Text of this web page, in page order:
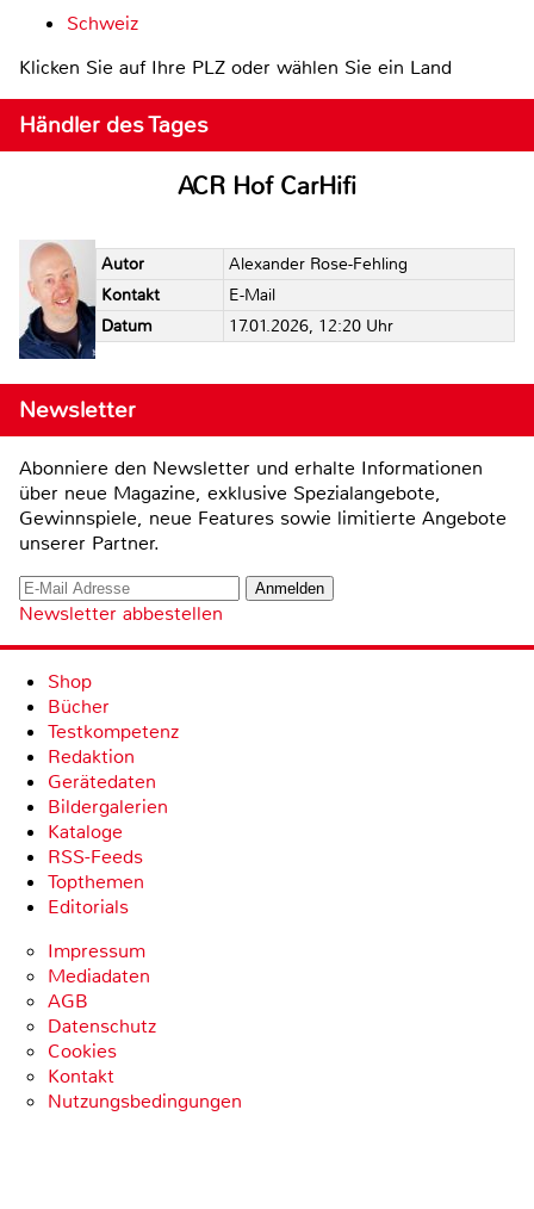
Schweiz
Klicken Sie auf Ihre PLZ oder wählen Sie ein Land
Händler des Tages
ACR Hof CarHifi
Autor
Alexander Rose-Fehling
Kontakt
E-Mail
Datum
17.01.2026, 12:20 Uhr
Newsletter
Abonniere den Newsletter und erhalte Informationen
über neue Magazine, exklusive Spezialangebote,
Gewinnspiele, neue Features sowie limitierte Angebote
unserer Partner.
Newsletter abbestellen
Shop
Bücher
Testkompetenz
Redaktion
Gerätedaten
Bildergalerien
Kataloge
RSS-Feeds
Topthemen
Editorials
Impressum
Mediadaten
AGB
Datenschutz
Cookies
Kontakt
Nutzungsbedingungen